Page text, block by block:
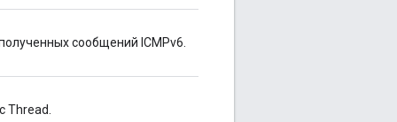
сообщений ICMPv6.
Thread.